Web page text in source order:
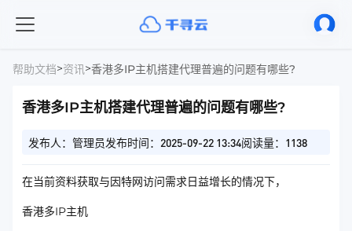
帮助文档>资讯>香港多IP主机搭建代理普遍的问题有哪些?
香港多IP主机搭建代理普遍的问题有哪些?
发布人：管理员发布时间：2025-09-22 13:34阅读量：1138
在当前资料获取与因特网访问需求日益增长的情况下，
香港多IP主机